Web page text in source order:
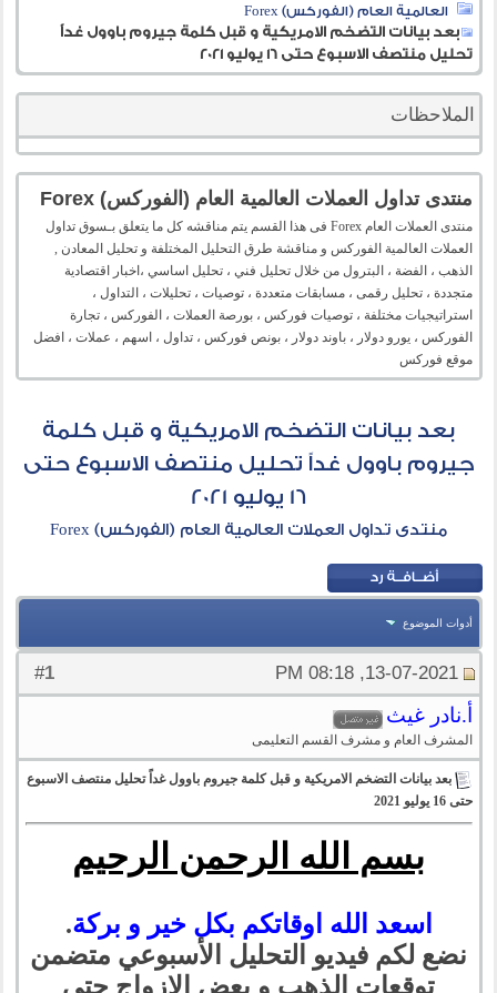
العالمية العام (الفوركس) Forex
بعد بيانات التضخم الامريكية و قبل كلمة جيروم باوول غداً
تحليل منتصف الاسبوع حتى 16 يوليو 2021
الملاحظات
منتدى تداول العملات العالمية العام (الفوركس) Forex
منتدى العملات العام Forex فى هذا القسم يتم مناقشه كل ما يتعلق بـسوق تداول
العملات العالمية الفوركس و مناقشة طرق التحليل المختلفة و تحليل المعادن ,
الذهب ، الفضة ، البترول من خلال تحليل فني ، تحليل اساسي ،اخبار اقتصادية
متجددة ، تحليل رقمى ، مسابقات متعددة ، توصيات ، تحليلات ، التداول ،
استراتيجيات مختلفة ، توصيات فوركس ، بورصة العملات ، الفوركس ، تجارة
الفوركس ، يورو دولار ، باوند دولار ، بونص فوركس ، تداول ، اسهم ، عملات ، افضل
موقع فوركس
بعد بيانات التضخم الامريكية و قبل كلمة
جيروم باوول غداً تحليل منتصف الاسبوع حتى
16 يوليو 2021
منتدى تداول العملات العالمية العام (الفوركس) Forex
أدوات الموضوع
#
1 13-07-2021, 08:18 PM
أ.نادر غيث
المشرف العام و مشرف القسم التعليمى
بعد بيانات التضخم الامريكية و قبل كلمة جيروم باوول غداً تحليل منتصف الاسبوع
حتى 16 يوليو 2021
بسم الله الرحمن الرحيم
اسعد الله اوقاتكم بكل خير و بركة.
نضع لكم فيديو التحليل الأسبوعي متضمن
توقعات الذهب و بعض الازواج حتى